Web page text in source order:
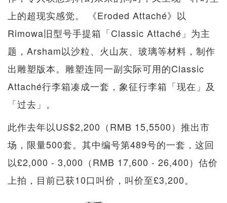
上的超现实感觉。 《Eroded Attaché》以
Rimowa旧型号手提箱「Classic Attaché」为主
题，Arsham以沙粒、火山灰、玻璃等材料，制作
出雕塑版本。雕塑连同一副实际可用的Classic
Attaché行李箱凑成一套，象征行李箱「现在」及
「过去」。
此作去年以US$2,200（RMB 15,5500）推出市
场，限量500套。其中编号第489号的一套，这回
以£2,000 - 3,000（RMB 17,600 - 26,400）估价
上拍，目前已获10口叫价，叫价至£3,200。